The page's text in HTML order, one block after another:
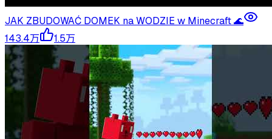
JAK ZBUDOWAĆ DOMEK na WODZIE w Minecraft 🌊
143.4万
1.5万